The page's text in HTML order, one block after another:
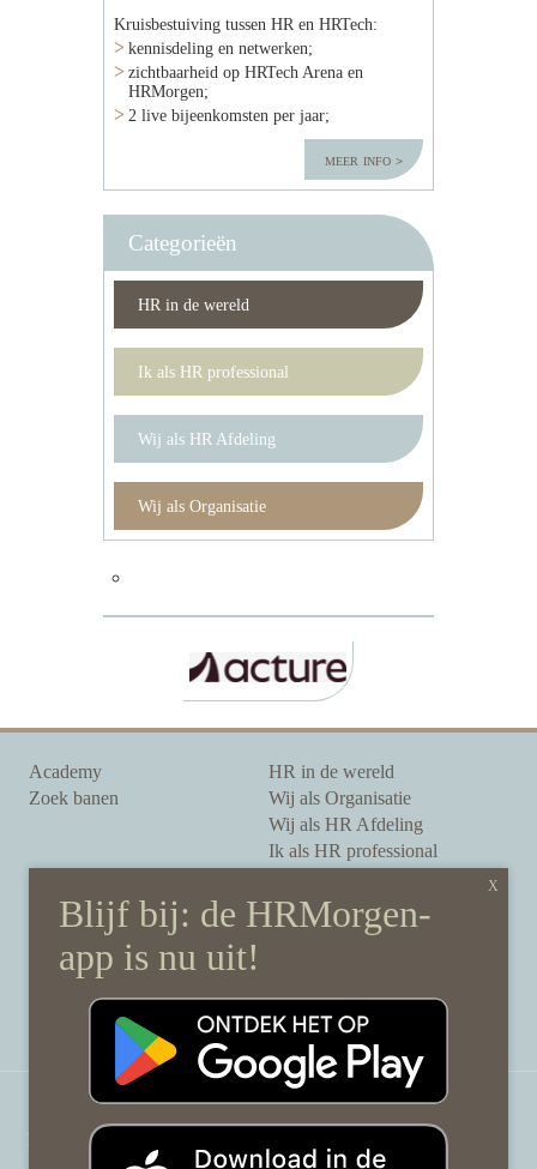
Kruisbestuiving tussen HR en HRTech:
kennisdeling en netwerken;
zichtbaarheid op HRTech Arena en
HRMorgen;
2 live bijeenkomsten per jaar;
meer info
Categorieën
HR in de wereld
Ik als HR professional
Wij als HR Afdeling
Wij als Organisatie
Academy
Zoek banen
HR in de wereld
Wij als Organisatie
Wij als HR Afdeling
Ik als HR professional
Onze auteurs
Onze partners
Sponsoring
Over HRMorgen
Disclaimer & gedragscode
HRMorgen.nl